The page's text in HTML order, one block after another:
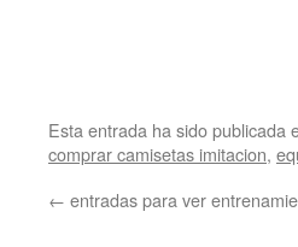
Esta entrada ha sido publicada
comprar camisetas imitacion,
← entradas para ver